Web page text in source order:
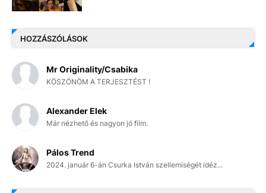
HOZZÁSZÓLÁSOK
Mr Originality/Csabika
KÖSZÖNÖM A TERJESZTÉST !
Alexander Elek
Már nézhető és nagyon jó film.
Pálos Trend
2024. január 6-án Csurka István szellemiségét idéz...